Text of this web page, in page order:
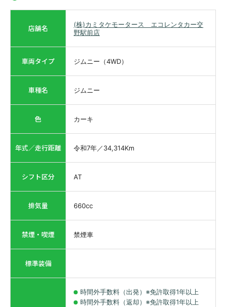
店舗名
(株)カミタケモータース エコレンタカー交
野駅前店
車両タイプ ジムニー（4WD）
車種名 ジムニー
色 カーキ
年式／走行距離 令和7年／34,314Km
シフト区分 AT
排気量 660cc
禁煙・喫煙 禁煙車
標準装備
時間外手数料（出発）※免許取得1年以上
時間外手数料（返却）※免許取得1年以上